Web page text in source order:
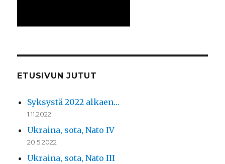
ETUSIVUN JUTUT
Syksystä 2022 alkaen…
1.11.2022
Ukraina, sota, Nato IV
20.5.2022
Ukraina, sota, Nato III